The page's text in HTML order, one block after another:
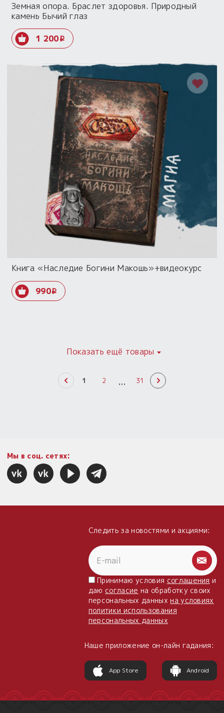
Земная опора. Браслет здоровья. Природный
камень Бычий глаз
1 200i
Книга «Наследие Богини Макошь»+видеокурс
990i
Показать ещё товары
1 2 ... 31
Мы в соц. сетях:
Следить за новостями и акциями:
Принимаю условия соглашения и
даю согласие на обработку своих
персональных данныхна условиях
политики использования
персональных данных
Наше приложение он-лайн гадания:
App Store Android